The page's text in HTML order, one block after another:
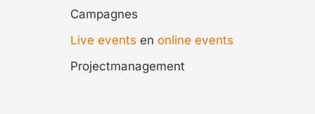
Campagnes
Live events en online events
Projectmanagement